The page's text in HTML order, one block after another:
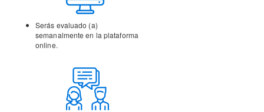
Serás evaluado (a)
semanalmente en la plataforma
online.